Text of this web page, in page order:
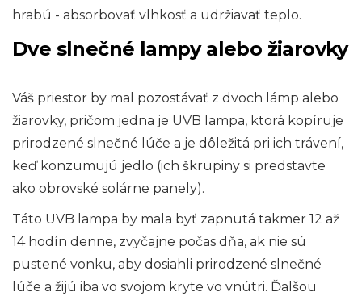
hrabú - absorbovať vlhkosť a udržiavať teplo.
Dve slnečné lampy alebo žiarovky
Váš priestor by mal pozostávať z dvoch lámp alebo
žiarovky, pričom jedna je UVB lampa, ktorá kopíruje
prirodzené slnečné lúče a je dôležitá pri ich trávení,
keď konzumujú jedlo (ich škrupiny si predstavte
ako obrovské solárne panely).
Táto UVB lampa by mala byť zapnutá takmer 12 až
14 hodín denne, zvyčajne počas dňa, ak nie sú
pustené vonku, aby dosiahli prirodzené slnečné
lúče a žijú iba vo svojom kryte vo vnútri. Ďalšou